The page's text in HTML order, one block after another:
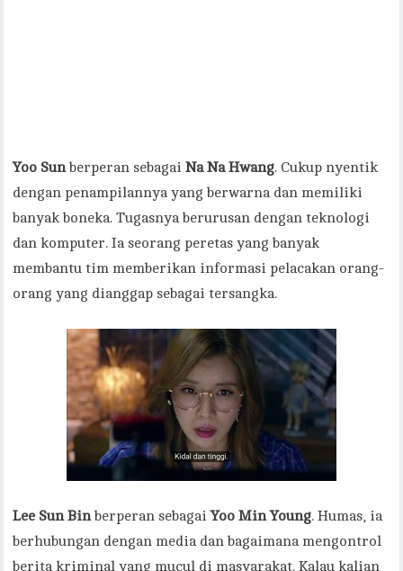
Yoo Sunberperan sebagaiNa Na Hwang. Cukup nyentik
dengan penampilannya yang berwarna dan memiliki
banyak boneka. Tugasnya berurusan dengan teknologi
dan komputer. Ia seorang peretas yang banyak
membantu tim memberikan informasi pelacakan orang-
orang yang dianggap sebagai tersangka.
Lee Sun Binberperan sebagaiYoo Min Young. Humas, ia
berhubungan dengan media dan bagaimana mengontrol
berita kriminal yang mucul di masyarakat. Kalau kalian